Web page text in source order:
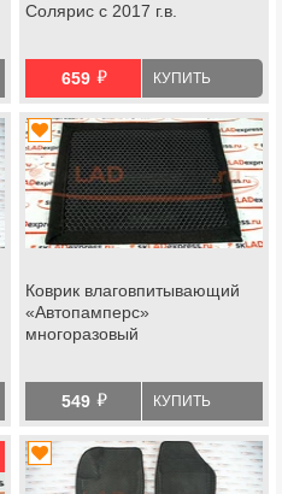
Солярис с 2017 г.в.
659 й КУПИТЬ
Коврик влаговпитывающий
«Автопамперс»
многоразовый
549 й КУПИТЬ